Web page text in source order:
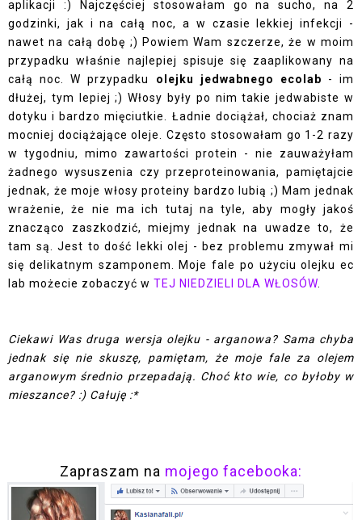
aplikacji :) Najczęściej stosowałam go na sucho, na 2
godzinki, jak i na całą noc, a w czasie lekkiej infekcji -
nawet na całą dobę ;) Powiem Wam szczerze, że w moim
przypadku właśnie najlepiej spisuje się zaaplikowany na
całą noc. W przypadku olejku jedwabnego ecolab - im
dłużej, tym lepiej ;) Włosy były po nim takie jedwabiste w
dotyku i bardzo mięciutkie. Ładnie dociążał, chociaż znam
mocniej dociążające oleje. Często stosowałam go 1-2 razy
w tygodniu, mimo zawartości protein - nie zauważyłam
żadnego wysuszenia czy przeproteinowania, pamiętajcie
jednak, że moje włosy proteiny bardzo lubią ;) Mam jednak
wrażenie, że nie ma ich tutaj na tyle, aby mogły jakoś
znacząco zaszkodzić, miejmy jednak na uwadze to, że
tam są. Jest to dość lekki olej - bez problemu zmywał mi
się delikatnym szamponem. Moje fale po użyciu olejku ec
lab możecie zobaczyć w TEJ NIEDZIELI DLA WŁOSÓW
Ciekawi Was druga wersja olejku - arganowa? Sama chyba
jednak się nie skuszę, pamiętam, że moje fale za olejem
arganowym średnio przepadają. Choć kto wie, co byłoby w
mieszance? :) Całuję :*
Zapraszam na mojego facebooka: